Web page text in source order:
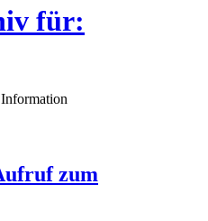
für:
Information
zum